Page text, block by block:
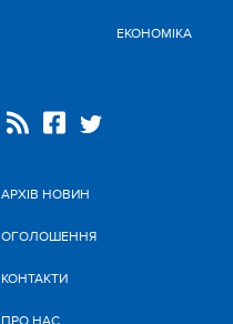
ЕКОНОМІКА
АРХІВ НОВИН
ОГОЛОШЕННЯ
КОНТАКТИ
ПРО НАС